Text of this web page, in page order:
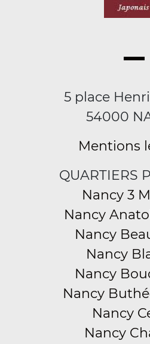
5 place
54000
Mentions
QUARTIERS
Nancy 3
Nancy
Nancy
Nancy
Nancy
Nancy
Nancy
Nancy